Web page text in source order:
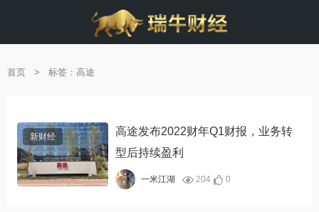
首页 > 标签：高途
新财经
高途发布2022财年Q1财报，业务转
型后持续盈利
一米江湖 204 0